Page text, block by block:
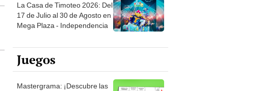
La Casa de Timoteo 2026: Del
17 de Julio al 30 de Agosto en
Mega Plaza - Independencia
Juegos
Mastergrama: ¡Descubre las